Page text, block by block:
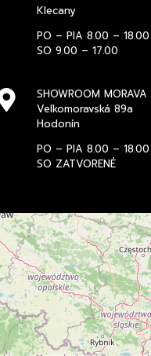
Klecany
PO – PIA 8.00 – 18.00
SO 9.00 – 17.00
SHOWROOM MORAVA
Velkomoravská 89a
Hodonín
PO – PIA 8.00 – 18.00
SO ZATVORENÉ